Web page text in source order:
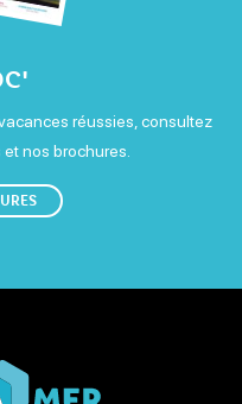
réussies, consultez
nos brochures.